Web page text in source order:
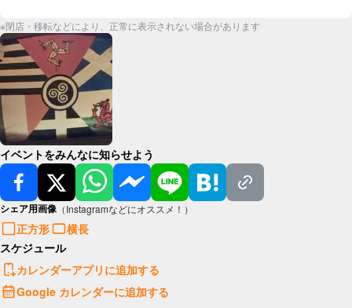
※閉店・移転などにより、正常に表示されない場合があります
イベントをみんなに知らせよう
シェア用画像 （Instagramなどにオススメ！）
正方形
横長
スケジュール
カレンダーアプリに追加する
Google カレンダーに追加する